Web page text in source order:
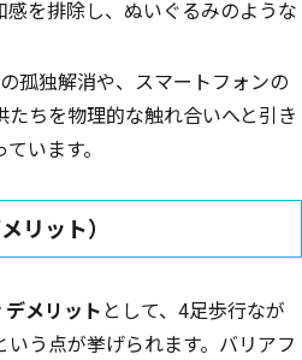
を排除し、ぬいぐるみのような
孤独解消や、スマートフォンの
ちを物理的な触れ合いへと引き
います。
リット）
メリット として、4足歩行なが
う点が挙げられます。バリアフ